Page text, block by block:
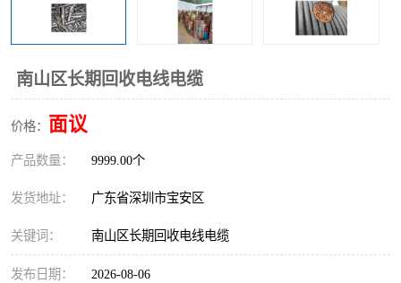
南山区长期回收电线电缆
价格： 面议
产品数量： 9999.00个
发货地址： 广东省深圳市宝安区
关键词： 南山区长期回收电线电缆
发布日期： 2026-08-06